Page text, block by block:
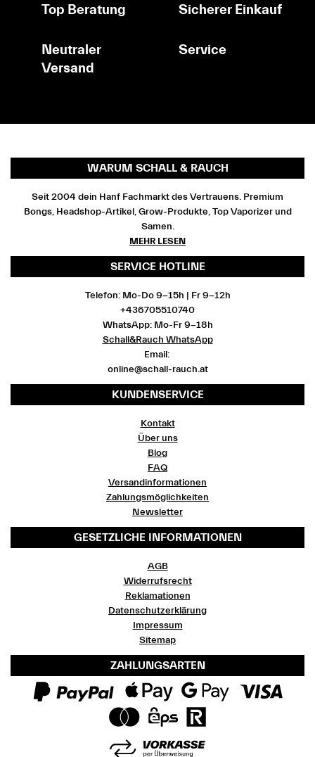
Top Beratung Sicherer Einkauf
Neutraler
Versand
Service
WARUM SCHALL & RAUCH
Seit 2004 dein Hanf Fachmarkt des Vertrauens. Premium
Bongs, Headshop-Artikel, Grow-Produkte, Top Vaporizer und
Samen.
MEHR LESEN
SERVICE HOTLINE
Telefon: Mo-Do 9-15h | Fr 9-12h
+436705510740
WhatsApp: Mo-Fr 9-18h
Schall&Rauch WhatsApp
Email:
online@schall-rauch.at
KUNDENSERVICE
Kontakt
Über uns
Blog
FAQ
Versandinformationen
Zahlungsmöglichkeiten
Newsletter
GESETZLICHE INFORMATIONEN
AGB
Widerrufsrecht
Reklamationen
Datenschutzerklärung
Impressum
Sitemap
ZAHLUNGSARTEN